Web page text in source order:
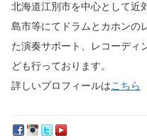
北海道江別市を中心として近
島市等にて ドラムとカホンの
た演奏サポート、レコーディ
ども行っております。
詳しいプロフィールはこちら